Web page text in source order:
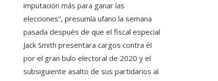
imputación más para ganar las
elecciones”, presumía ufano la semana
pasada después de que el fiscal especial
Jack Smith presentara cargos contra él
por el gran bulo electoral de 2020 y el
subsiguiente asalto de sus partidarios al